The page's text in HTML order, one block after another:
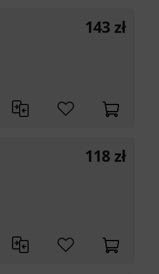
143 zł
118 zł